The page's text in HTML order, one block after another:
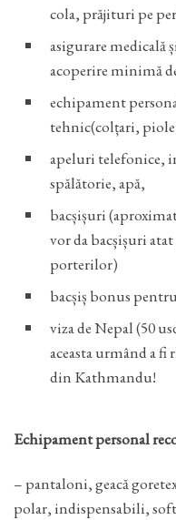
cola, prăjituri pe
asigurare medicală
acoperire minimă
echipament
tehnic(colțari,
apeluri telefonice,
spălătorie, apă,
bacșișuri
vor da bacșișuri
porterilor)
bacșiș bonus
viza de Nepal (50
aceasta urmând a
din Kathmandu!
Echipament personal
– pantaloni, geacă
polar, indispensabili,